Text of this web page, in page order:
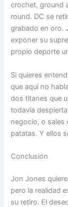
crochet, ground
round. DC se
grabado en oro.
exponer su
propio deporte
Si quieres
que aquí no
dos titanes que
todavía
negocio, o sales
patatas. Y ellos
Conclusión
Jon Jones
pero la realidad
su retiro. El